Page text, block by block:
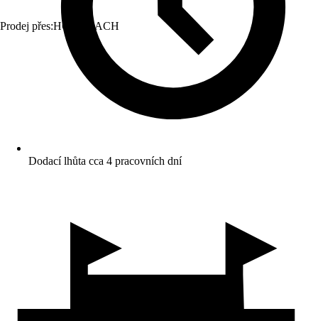
Prodej přes:HORNBACH
Dodací lhůta cca 4 pracovních dní